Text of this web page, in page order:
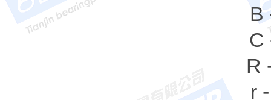
B
C
R
r